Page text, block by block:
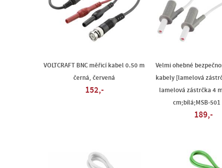
VOLTCRAFT BNC měřicí kabel 0.50 m
černá, červená
152,-
Velmi ohebné
kabely [lamelová
lamelová zástrčka 4
cm;bílá;MSB-501
189,-